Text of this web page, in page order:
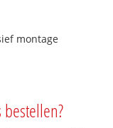
montage